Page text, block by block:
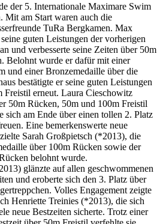
der 5. Internationale Maximare Swim
Mit am Start waren auch die
TuRa Bergkamen. Max
guten Leistungen der vorherigen
und verbesserte seine Zeiten über 50m
Belohnt wurde er dafür mit einer
und einer Bronzemedaille über die
bestätigte er seine guten Leistungen
Freistil erneut. Laura Cieschowitz
50m Rücken, 50m und 100m Freistil
sich am Ende über einen tollen 2. Platz
Eine bemerkenswerte neue
Sarah Großpietsch (*2013), die
über 100m Rücken sowie der
belohnt wurde.
glänzte auf allen geschwommenen
und eroberte sich den 3. Platz über
Volles Engagement zeigte
Henriette Treinies (*2013), die sich
neue Bestzeiten sicherte. Trotz einer